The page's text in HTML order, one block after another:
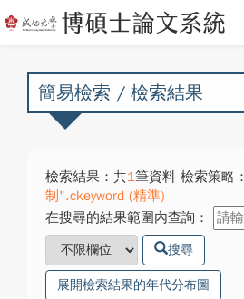
簡易檢索 / 檢索結果
檢索結果：共1筆資料 檢索策略：
制".ckeyword (精準)
在搜尋的結果範圍內查詢：
搜尋
展開檢索結果的年代分布圖